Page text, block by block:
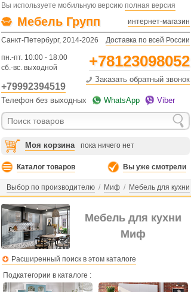
Вы используете мобильную версию полная версия
Мебель Групп интернет-магазин
Санкт-Петербург, 2014-2026 Доставка по всей России
пн.-пт. 10:00 - 18:00
сб.-вс. выходной
+78123098052
+79992394519
Заказать обратный звонок
Телефон без выходных WhatsApp Viber
Моя корзина пока ничего нет
Каталог товаров Вы уже смотрели
Выбор по производителю / Миф / Мебель для кухни
Мебель для кухни
Миф
Расширенный поиск в этом каталоге
Подкатегории в каталоге :